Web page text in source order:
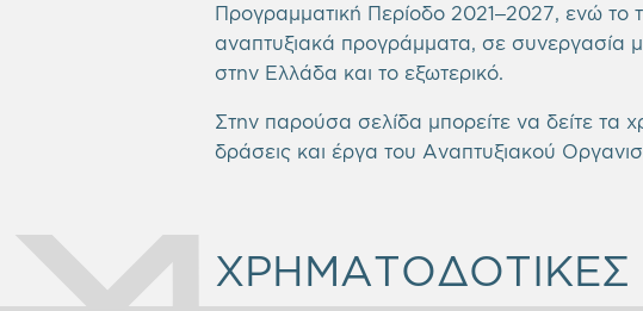
Προγραμματική Περίοδο 2021–2027, ενώ το
αναπτυξιακά προγράμματα, σε συνεργασία
στην Ελλάδα και το εξωτερικό.
Στην παρούσα σελίδα μπορείτε να δείτε τα
δράσεις και έργα του Αναπτυξιακού
ΧΡΗΜΑΤΟΔΟΤΙΚΕΣ